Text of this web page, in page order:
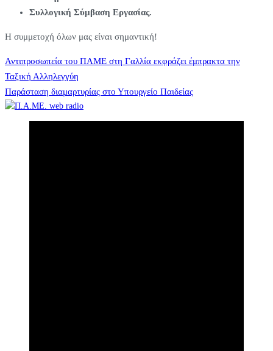
Συλλογική Σύμβαση Εργασίας.
Η συμμετοχή όλων μας είναι σημαντική!
Πλοήγηση
άρθρων
Αντιπροσωπεία του ΠΑΜΕ στη Γαλλία εκφράζει έμπρακτα την
Ταξική Αλληλεγγύη
Παράσταση διαμαρτυρίας στο Υπουργείο Παιδείας